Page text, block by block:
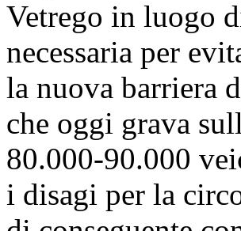
Vetrego in luogo
necessaria per
la nuova barriera
che oggi grava
80.000-90.000
i disagi per la